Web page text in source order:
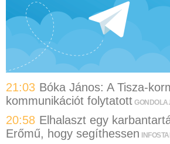
21:03 Bóka János: A Tisza-
kommunikációt folytatott
20:58 Elhalaszt egy
Erőmű, hogy segíthessen